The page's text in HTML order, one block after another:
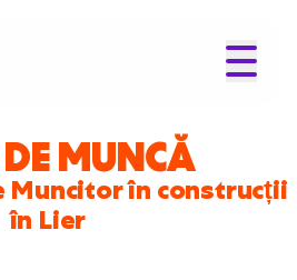
MUNCĂ
Muncitor în construcții
în Lier